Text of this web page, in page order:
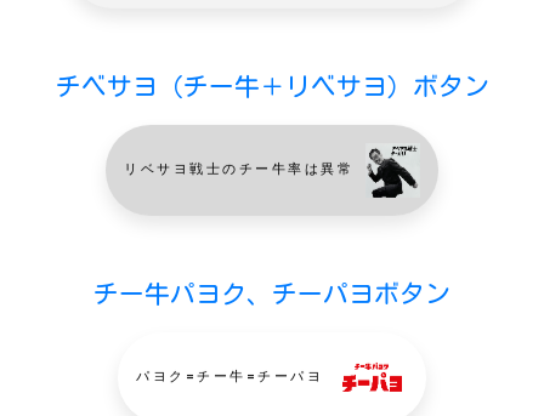
チベサヨ（チー牛＋リベサヨ）ボタン
リベサヨ戦士のチー牛率は異常
チー牛パヨク、チーパヨボタン
パヨク=チー牛=チーパヨ